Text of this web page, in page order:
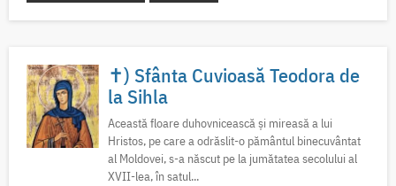
✝) Sfânta Cuvioasă Teodora de
la Sihla
Această floare duhovnicească și mireasă a lui
Hristos, pe care a odrăslit-o pământul binecuvântat
al Moldovei, s-a născut pe la jumătatea secolului al
XVII-lea, în satul...